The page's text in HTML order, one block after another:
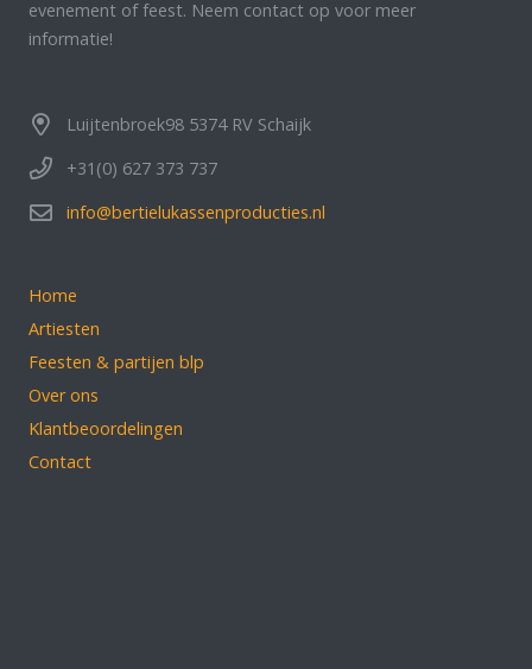
evenement of feest. Neem contact op voor meer
informatie!
Luijtenbroek98 5374 RV Schaijk
+31(0) 627 373 737
info@bertielukassenproducties.nl
Home
Artiesten
Feesten & partijen blp
Over ons
Klantbeoordelingen
Contact